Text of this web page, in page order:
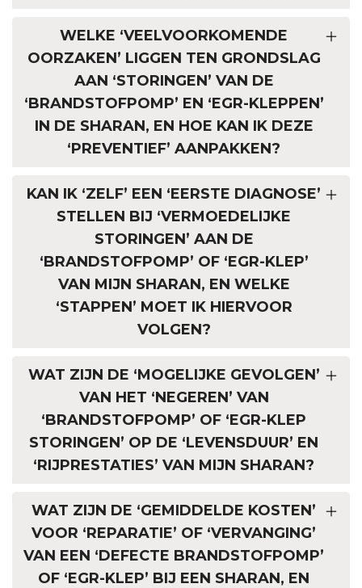
WELKE ‘VEELVOORKOMENDE
OORZAKEN’ LIGGEN TEN GRONDSLAG
AAN ‘STORINGEN’ VAN DE
‘BRANDSTOFPOMP’ EN ‘EGR-KLEPPEN’
IN DE SHARAN, EN HOE KAN IK DEZE
‘PREVENTIEF’ AANPAKKEN?
KAN IK ‘ZELF’ EEN ‘EERSTE DIAGNOSE’
STELLEN BIJ ‘VERMOEDELIJKE
STORINGEN’ AAN DE
‘BRANDSTOFPOMP’ OF ‘EGR-KLEP’
VAN MIJN SHARAN, EN WELKE
‘STAPPEN’ MOET IK HIERVOOR
VOLGEN?
WAT ZIJN DE ‘MOGELIJKE GEVOLGEN’
VAN HET ‘NEGEREN’ VAN
‘BRANDSTOFPOMP’ OF ‘EGR-KLEP
STORINGEN’ OP DE ‘LEVENSDUUR’ EN
‘RIJPRESTATIES’ VAN MIJN SHARAN?
WAT ZIJN DE ‘GEMIDDELDE KOSTEN’
VOOR ‘REPARATIE’ OF ‘VERVANGING’
VAN EEN ‘DEFECTE BRANDSTOFPOMP’
OF ‘EGR-KLEP’ BIJ EEN SHARAN, EN